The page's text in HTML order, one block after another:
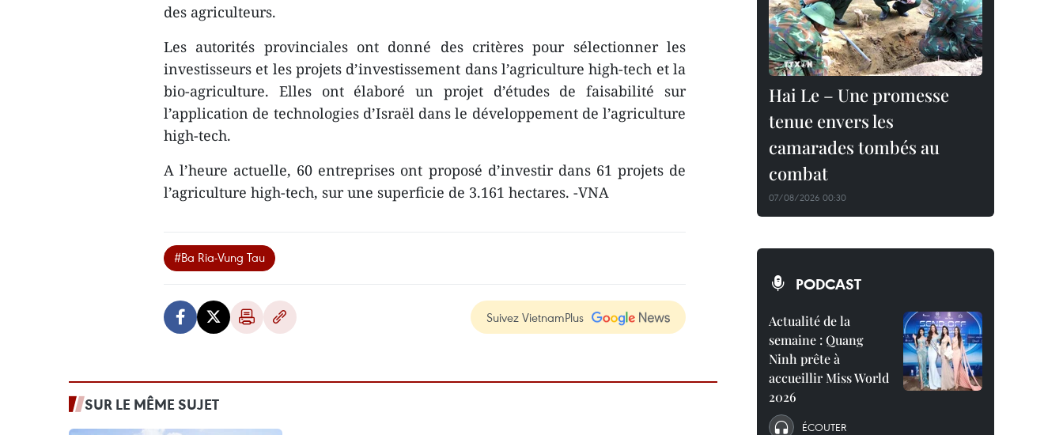
des agriculteurs.
Les autorités provinciales ont donné des critères pour sélectionner les
investisseurs et les projets d’investissement dans l’agriculture high-tech et la
bio-agriculture. Elles ont élaboré un projet d’études de faisabilité sur
l’application de technologies d’Israël dans le développement de l’agriculture
high-tech.
A l’heure actuelle, 60 entreprises ont proposé d’investir dans 61 projets de
l’agriculture high-tech, sur une superficie de 3.161 hectares. -VNA
#Ba Ria-Vung Tau
Suivez VietnamPlus
SUR LE MÊME SUJET
Hai Le – Une promesse
tenue envers les
camarades tombés au
combat
07/08/2026 00:30
PODCAST
Actualité de la
semaine : Quang
Ninh prête à
accueillir Miss World
2026
ÉCOUTER